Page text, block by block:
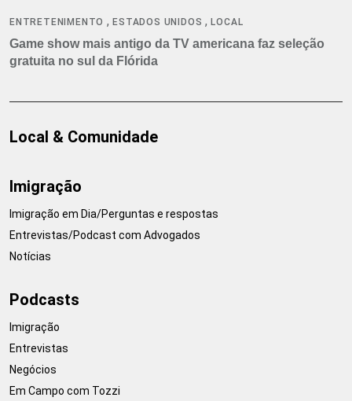
ENTRETENIMENTO ,ESTADOS UNIDOS ,LOCAL
Game show mais antigo da TV americana faz seleção
gratuita no sul da Flórida
Local & Comunidade
Imigração
Imigração em Dia/Perguntas e respostas
Entrevistas/Podcast com Advogados
Notícias
Podcasts
Imigração
Entrevistas
Negócios
Em Campo com Tozzi